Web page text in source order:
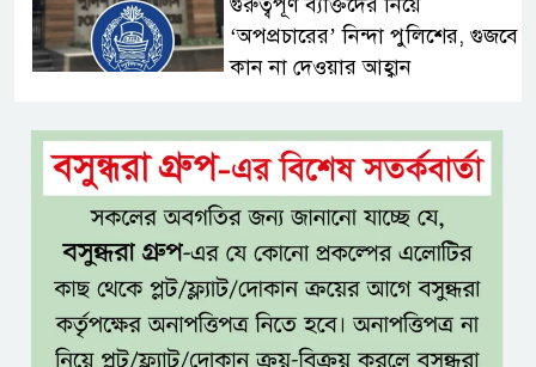
‘অপপ্রচারের’ নিন্দা পুলিশের, গুজবে
কান না দেওয়ার আহ্বান
শেখ হাসিনার দিল্লির সংবাদ
সম্মেলনের সঙ্গে ভারত সরকারের
সম্পৃক্ততা নেই: জয়সোয়াল
টাঙ্গাইলে নিহত ১৪ বাস-মিনিবাস
মালিকের পরিবারকে আর্থিক অনুদান
ও সম্মাননা